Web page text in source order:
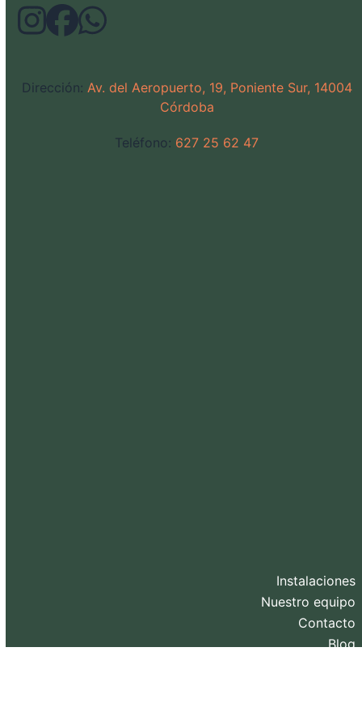
Dirección: Av. del Aeropuerto, 19, Poniente Sur, 14004
Córdoba
Teléfono: 627 25 62 47
Instalaciones
Nuestro equipo
Contacto
Blog